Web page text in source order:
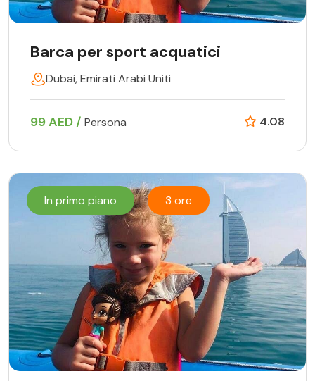
Barca per sport acquatici
Dubai, Emirati Arabi Uniti
99 AED / Persona 4.08
In primo piano 3 ore